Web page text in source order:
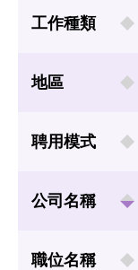
工作種類
地區
聘用模式
公司名稱
職位名稱